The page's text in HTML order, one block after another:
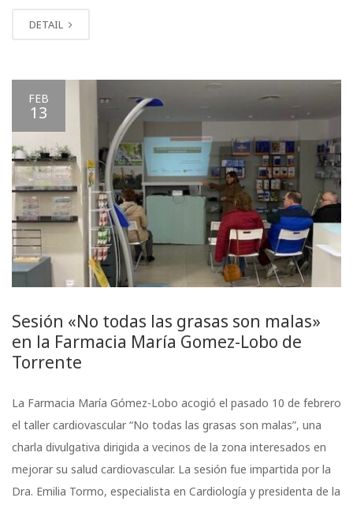
DETAIL
FEB
13
Sesión «No todas las grasas son malas»
en la Farmacia María Gomez-Lobo de
Torrente
La Farmacia María Gómez-Lobo acogió el pasado 10 de febrero
el taller cardiovascular “No todas las grasas son malas”, una
charla divulgativa dirigida a vecinos de la zona interesados en
mejorar su salud cardiovascular. La sesión fue impartida por la
Dra. Emilia Tormo, especialista en Cardiología y presidenta de la